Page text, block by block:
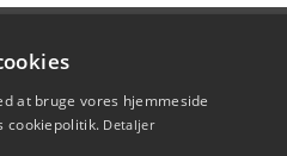
at bruge vores hjemmeside
cookiepolitik. Detaljer